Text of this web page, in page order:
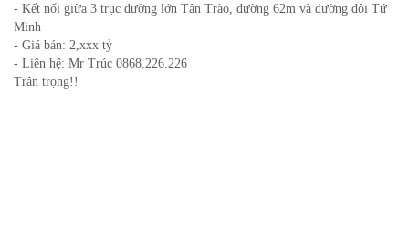
- Kết nối giữa 3 trục đường lớn Tân Trào, đường 62m và đường đôi Tứ
Minh
- Giá bán: 2,xxx tỷ
- Liên hệ: Mr Trúc 0868.226.226
Trân trọng!!